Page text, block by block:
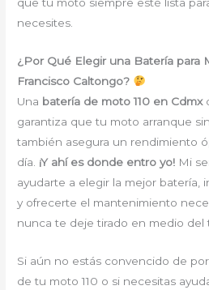
necesites.
¿Por Qué Elegir una Batería para
Francisco Caltongo?
Una batería de moto 110 en Cdmx
garantiza que tu moto arranque
también asegura un rendimiento
día. ¡Y ahí es donde entro yo! Mi
ayudarte a elegir la mejor batería,
y ofrecerte el mantenimiento
nunca te deje tirado en medio del
Si aún no estás convencido de
de tu moto 110 o si necesitas